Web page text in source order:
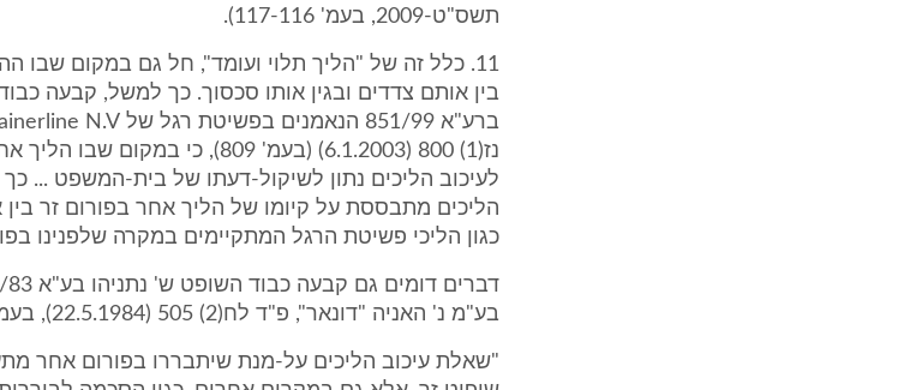
תשס"ט-2009, בעמ' 117-116).
11. כלל זה של "הליך תלוי ועומד", חל גם במקום שבו
בין אותם צדדים ובגין אותו סכסוך. כך למשל, קבעה
נז(1) 800 (6.1.2003) (בעמ' 809), כי
לעיכוב הליכים נתון לשיקול-דעתו של בית-המשפט ...
הליכים מתבססת על קיומו של הליך אחר בפורום זר בין
כגון הליכי פשיטת הרגל המתקיימים במקרה שלפנינו
בע"מ נ' האניה "דונאר", פ"ד לח(2) 505 (22.5.1984), בעמ' 515:
"שאלת עיכוב הליכים על-מנת שיתבררו בפורום אחר